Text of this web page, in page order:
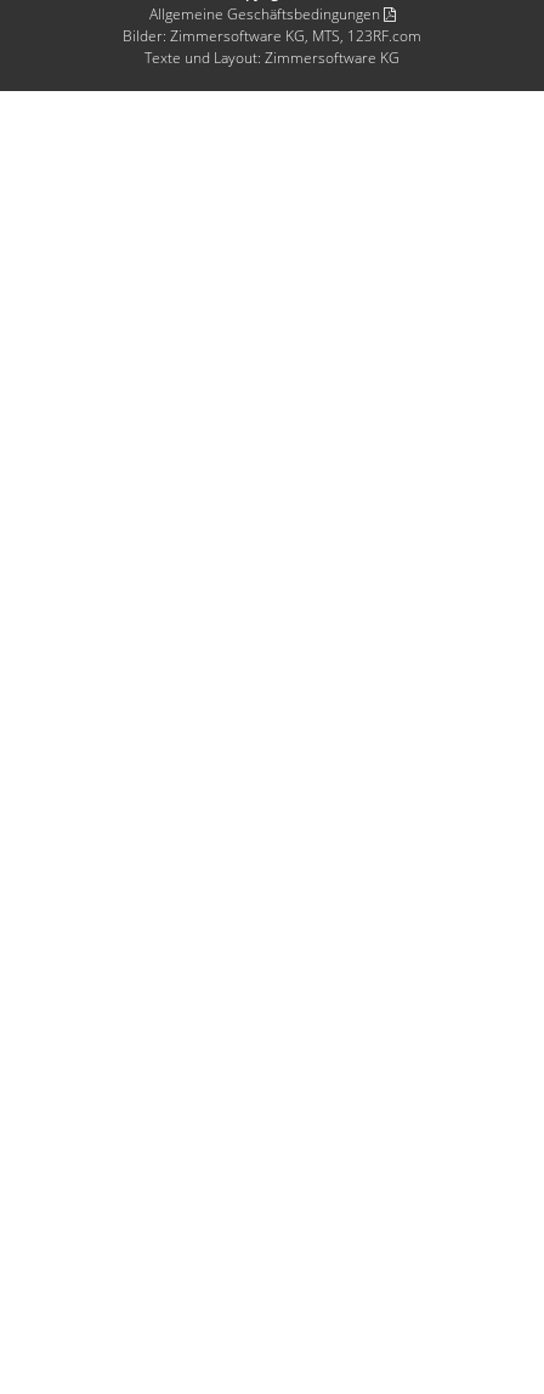
Allgemeine Geschäftsbedingungen
Bilder: Zimmersoftware KG, MTS, 123RF.com
Texte und Layout: Zimmersoftware KG